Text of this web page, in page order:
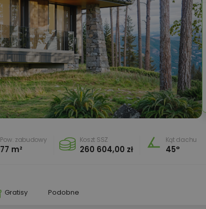
Pow. zabudowy
77 m²
Koszt SSZ
260 604,00 zł
Kąt dachu
45°
Gratisy Podobne